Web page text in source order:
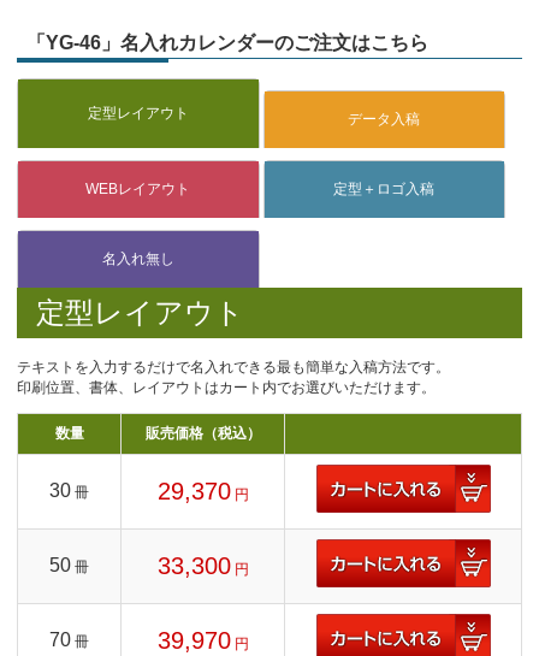
「YG-46」名入れカレンダーのご注文はこちら
定型レイアウト
テキストを入力するだけで名入れできる最も簡単な入稿方法です。
印刷位置、書体、レイアウトはカート内でお選びいただけます。
数量 販売価格（税込）
30 冊 29,370 円
50 冊 33,300 円
70 冊 39,970 円